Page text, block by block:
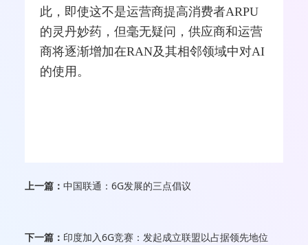
此，即使这不是运营商提高消费者ARPU
的灵丹妙药，但毫无疑问，供应商和运营
商将逐渐增加在RAN及其相邻领域中对AI
的使用。
上一篇： 中国联通：6G发展的三点倡议
下一篇： 印度加入6G竞赛：发起成立联盟以占据领先地位